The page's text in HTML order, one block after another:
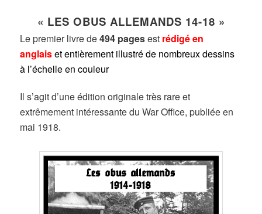
« LES OBUS ALLEMANDS 14-18 »
Le premier livre de494 pagesest rédigé en
anglaiset entièrement illustré de nombreux dessins
à l’échelle en couleur
Il s’agit d’une édition originale très rare et
extrêmement intéressante du War Office, publiée en
mai 1918.